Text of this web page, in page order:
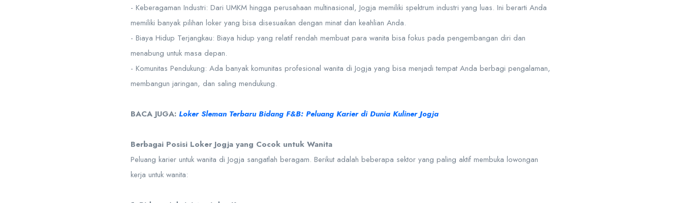
- Keberagaman Industri: Dari UMKM hingga perusahaan multinasional, Jogja memiliki spektrum industri yang luas. Ini berarti Anda
memiliki banyak pilihan loker yang bisa disesuaikan dengan minat dan keahlian Anda.
- Biaya Hidup Terjangkau: Biaya hidup yang relatif rendah membuat para wanita bisa fokus pada pengembangan diri dan
menabung untuk masa depan.
- Komunitas Pendukung: Ada banyak komunitas profesional wanita di Jogja yang bisa menjadi tempat Anda berbagi pengalaman,
membangun jaringan, dan saling mendukung.
BACA JUGA: Loker Sleman Terbaru Bidang F&B: Peluang Karier di Dunia Kuliner Jogja
Berbagai Posisi Loker Jogja yang Cocok untuk Wanita
Peluang karier untuk wanita di Jogja sangatlah beragam. Berikut adalah beberapa sektor yang paling aktif membuka lowongan
kerja untuk wanita: